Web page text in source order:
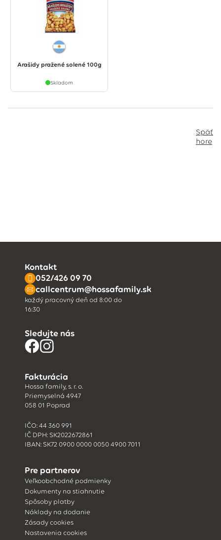
Arašidy pražené solené 100g
Skladom
Späť
hore
Kontakt
052/426 09 70
callcentrum@hossafamily.sk
každý pracovný deň od 8:00 do
16:30
Sledujte nás
Fakturácia
Hossa family, s. r. o.
Priemyselná 4947
058 01 Poprad
IČO: 44 360 991
IČ DPH: SK2022672861
IBAN: SK72 0900 0000 0050 4900 7011
Pre partnerov
Veľkoobchodné podmienky
Dokumenty na stiahnutie
Spôsoby platby
Náklady na dodanie
Zásady cookies
Nastavenia cookies